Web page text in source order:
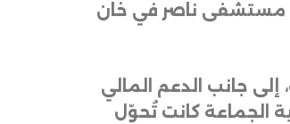
مستشفى ناصر في خان
جانب الدعم المالي
الإخوان المحظورة في مصر، أن نحو 10% من ميزانية الجماعة كانت تُحوّل